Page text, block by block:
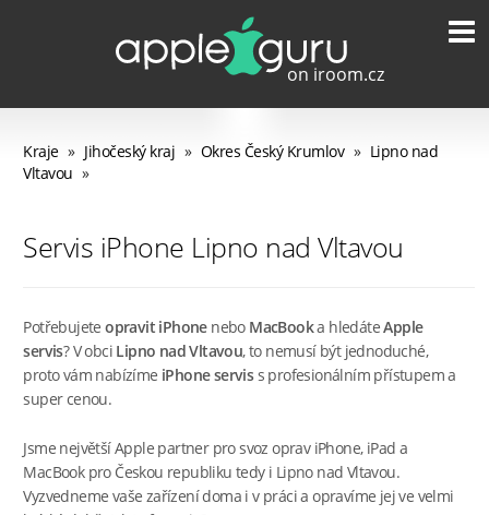
Kraje » Jihočeský kraj » Okres Český Krumlov » Lipno nad
Vltavou »
Servis iPhone Lipno nad Vltavou
Potřebujeteopravit iPhonenebo MacBooka hledáteApple
servis? V obci Lipno nad Vltavou, to nemusí být jednoduché,
proto vám nabízíme iPhone serviss profesionálním přístupem a
super cenou.
Jsme největší Apple partner pro svoz oprav iPhone, iPad a
MacBook pro Českou republiku tedy i Lipno nad Vltavou.
Vyzvedneme vaše zařízení doma i v práci a opravíme jej ve velmi